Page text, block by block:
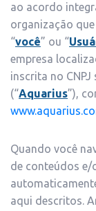
ao acordo
organização
“você” ou “
empresa
inscrita no
(“Aquarius”),
Quando você
de conteúdos
aqui descritos.